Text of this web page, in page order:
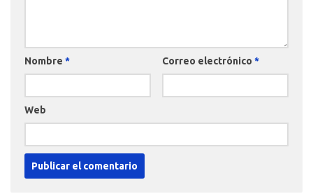
Nombre * Correo electrónico *
Web